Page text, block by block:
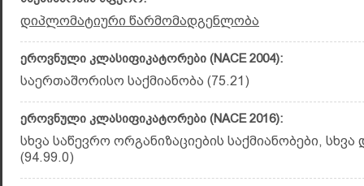
დიპლომატიური წარმომადგენლობა
ეროვნული კლასიფიკატორები (NACE 2004):
საერთაშორისო საქმიანობა (75.21)
ეროვნული კლასიფიკატორები (NACE 2016):
სხვა საწევრო ორგანიზაციების საქმიანობები,
(94.99.0)